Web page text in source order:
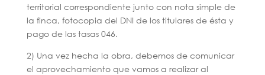
territorial correspondiente junto con nota simple de
la finca, fotocopia del DNI de los titulares de ésta y
pago de las tasas 046.
2) Una vez hecha la obra, debemos de comunicar
el aprovechamiento que vamos a realizar al